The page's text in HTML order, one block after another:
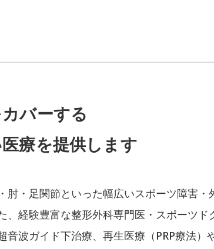
バーする
療を提供します
肘・足関節といった幅広いスポーツ障害・
、経験豊富な整形外科専門医・スポーツド
音波ガイド下治療、再生医療（PRP療法）